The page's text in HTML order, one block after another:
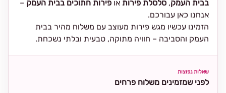
בבית העמק, סלסלת פירות או פירות חתוכים בבית העמק –
אנחנו כאן עבורכם.
הזמינו עכשיו מגש פירות מעוצב עם משלוח מהיר בבית
העמק והסביבה – חוויה מתוקה, טבעית ובלתי נשכחת.
שאלות נפוצות
לפני שמזמינים משלוח פרחים